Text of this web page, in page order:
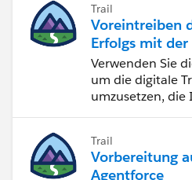
Trail
Voreintreiben
Erfolgs mit
Anypoint
Verwenden Sie
um die digitale
umzusetzen,
Trail
Vorbereitung
Agentforce